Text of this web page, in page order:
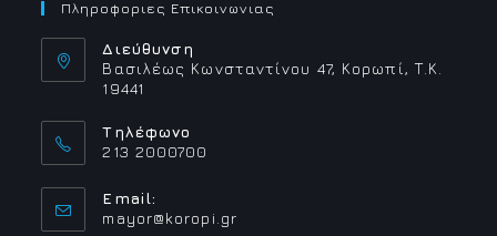
Πληροφοριες Επικοινωνιας
Διεύθυνση
Βασιλέως Κωνσταντίνου 47, Κορωπί, Τ.Κ.
19441
Τηλέφωνο
213 2000700
Email:
mayor@koropi.grOpens